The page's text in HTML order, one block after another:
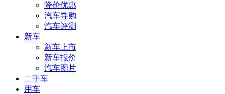
降价优惠
汽车导购
汽车评测
新车
新车上市
新车报价
汽车图片
二手车
用车